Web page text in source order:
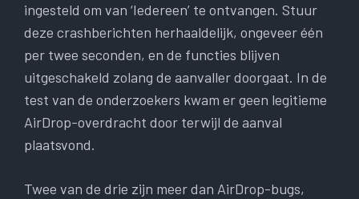
ingesteld om van ‘Iedereen’ te ontvangen. Stuur
deze crashberichten herhaaldelijk, ongeveer één
per twee seconden, en de functies blijven
uitgeschakeld zolang de aanvaller doorgaat. In de
test van de onderzoekers kwam er geen legitieme
AirDrop-overdracht door terwijl de aanval
plaatsvond.
Twee van de drie zijn meer dan AirDrop-bugs,